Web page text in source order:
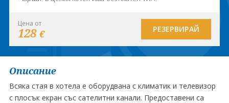
РЕЗЕРВИРАЙ
Цена от
128 €
Описание
Всяка стая в хотела е оборудвана с климатик и телевизор
с плосък екран със сателитни канали. Предоставени са